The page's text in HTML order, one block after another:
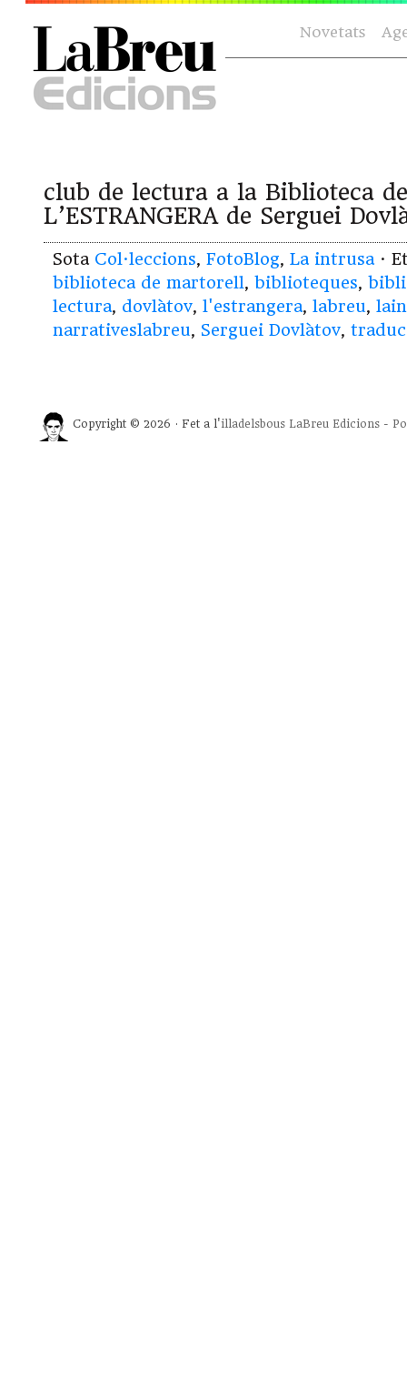
Novetats
club de lectura a la Biblioteca
L’ESTRANGERA de Serguei
Sota Col·leccions, FotoBlog, La intrusa ·
biblioteca de martorell, biblioteques,
lectura, dovlàtov, l'estrangera, labreu,
narrativeslabreu, Serguei Dovlàtov,
Copyright © 2026 · Fet a l'illadelsbous LaBreu Edicions -